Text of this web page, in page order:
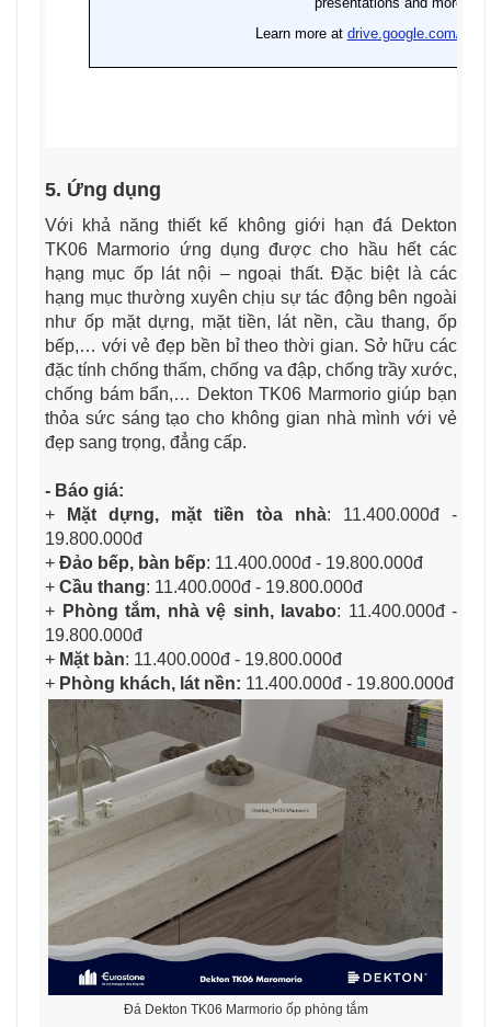
5. Ứng dụng
Với khả năng thiết kế không giới hạn đá Dekton
TK06 Marmorio ứng dụng được cho hầu hết các
hạng mục ốp lát nội – ngoại thất. Đặc biệt là các
hạng mục thường xuyên chịu sự tác động bên ngoài
như ốp mặt dựng, mặt tiền, lát nền, cầu thang, ốp
bếp,… với vẻ đẹp bền bỉ theo thời gian. Sở hữu các
đặc tính chống thấm, chống va đập, chống trầy xước,
chống bám bẩn,… Dekton TK06 Marmorio giúp bạn
thỏa sức sáng tạo cho không gian nhà mình với vẻ
đẹp sang trọng, đẳng cấp.
- Báo giá:
+
Mặt dựng, mặt tiền tòa nhà: 11.400.000đ -
19.800.000đ
+ Đảo bếp, bàn bếp: 11.400.000đ - 19.800.000đ
+ Cầu thang: 11.400.000đ - 19.800.000đ
+ Phòng tắm, nhà vệ sinh, lavabo: 11.400.000đ -
19.800.000đ
+ Mặt bàn: 11.400.000đ - 19.800.000đ
+ Phòng khách, lát nền: 11.400.000đ - 19.800.000đ
Đá Dekton TK06 Marmorio ốp phòng tắm